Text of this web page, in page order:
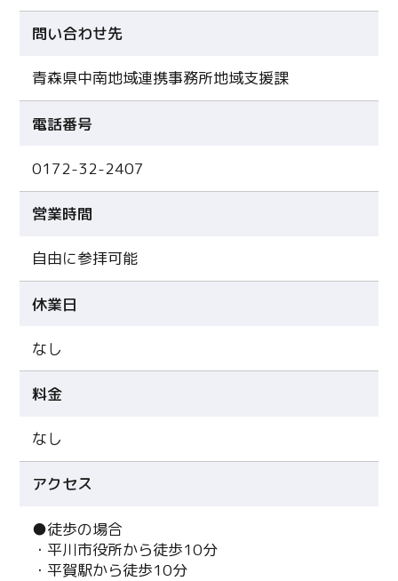
問い合わせ先
青森県中南地域連携事務所地域支援課
電話番号
0172-32-2407
営業時間
自由に参拝可能
休業日
なし
料金
なし
アクセス
●徒歩の場合
・平川市役所から徒歩10分
・平賀駅から徒歩10分